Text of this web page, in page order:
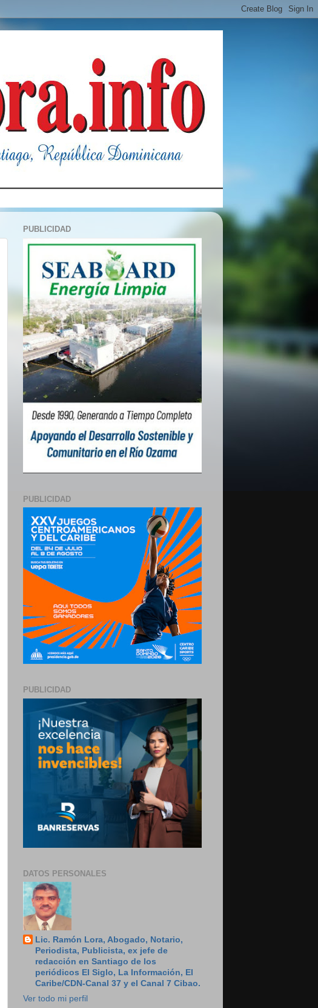
PUBLICIDAD
PUBLICIDAD
PUBLICIDAD
DATOS PERSONALES
Lic. Ramón Lora, Abogado, Notario,
Periodista, Publicista, ex jefe de
redacción en Santiago de los
periódicos El Siglo, La Información, El
Caribe/CDN-Canal 37 y el Canal 7 Cibao.
Ver todo mi perfil